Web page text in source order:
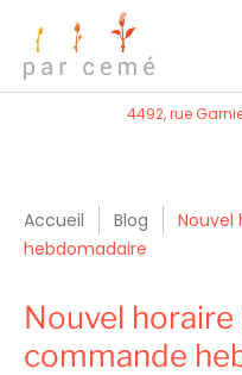
4492, rue
Accueil Blog
Nouvel
hebdomadaire
Nouvel horaire
commande